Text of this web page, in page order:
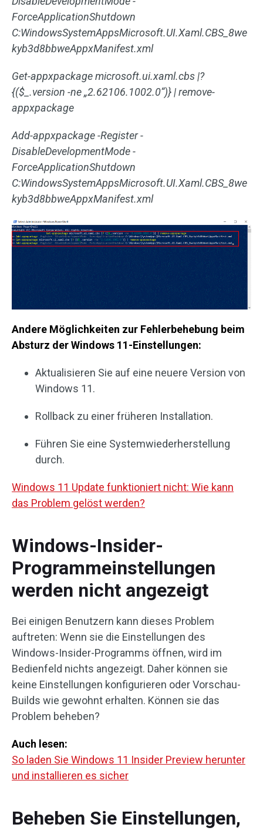
ForceApplicationShutdown
C:WindowsSystemAppsMicrosoft.UI.Xaml.CBS_8we
kyb3d8bbweAppxManifest.xml
Get-appxpackage microsoft.ui.xaml.cbs |?
{($_.version -ne „2.62106.1002.0“)} | remove-
appxpackage
Add-appxpackage -Register -
DisableDevelopmentMode -
ForceApplicationShutdown
C:WindowsSystemAppsMicrosoft.UI.Xaml.CBS_8we
kyb3d8bbweAppxManifest.xml
Andere Möglichkeiten zur Fehlerbehebung beim
Absturz der Windows 11-Einstellungen:
Aktualisieren Sie auf eine neuere Version von
Windows 11.
Rollback zu einer früheren Installation.
Führen Sie eine Systemwiederherstellung
durch.
Windows 11 Update funktioniert nicht: Wie kann
das Problem gelöst werden?
Windows-Insider-
Programmeinstellungen
werden nicht angezeigt
Bei einigen Benutzern kann dieses Problem
auftreten: Wenn sie die Einstellungen des
Windows-Insider-Programms öffnen, wird im
Bedienfeld nichts angezeigt. Daher können sie
keine Einstellungen konfigurieren oder Vorschau-
Builds wie gewohnt erhalten. Können sie das
Problem beheben?
Auch lesen:
So laden Sie Windows 11 Insider Preview herunter
und installieren es sicher
Beheben Sie Einstellungen,